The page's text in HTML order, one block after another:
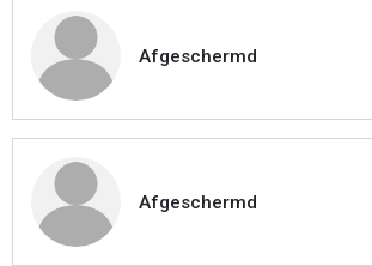
Afgeschermd
Afgeschermd